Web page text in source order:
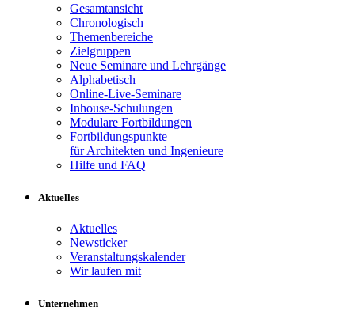
Gesamtansicht
Chronologisch
Themenbereiche
Zielgruppen
Neue Seminare und Lehrgänge
Alphabetisch
Online-Live-Seminare
Inhouse-Schulungen
Modulare Fortbildungen
Fortbildungspunkte
für Architekten und Ingenieure
Hilfe und FAQ
Aktuelles
Aktuelles
Newsticker
Veranstaltungskalender
Wir laufen mit
Unternehmen